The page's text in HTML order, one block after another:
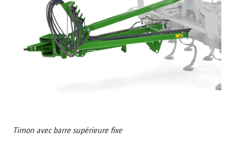
Timon avec barre supérieure fixe